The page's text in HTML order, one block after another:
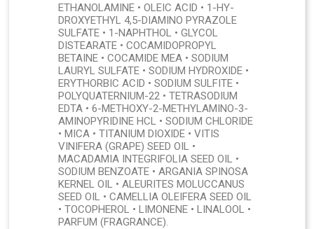
ETHANOLAMINE • OLEIC ACID • 1-HY-
DROXYETHYL 4,5-DIAMINO PYRAZOLE
SULFATE • 1-NAPHTHOL • GLYCOL
DISTEARATE • COCAMIDOPROPYL
BETAINE • COCAMIDE MEA • SODIUM
LAURYL SULFATE • SODIUM HYDROXIDE •
ERYTHORBIC ACID • SODIUM SULFITE •
POLYQUATERNIUM-22 • TETRASODIUM
EDTA • 6-METHOXY-2-METHYLAMINO-3-
AMINOPYRIDINE HCL • SODIUM CHLORIDE
• MICA • TITANIUM DIOXIDE • VITIS
VINIFERA (GRAPE) SEED OIL •
MACADAMIA INTEGRIFOLIA SEED OIL •
SODIUM BENZOATE • ARGANIA SPINOSA
KERNEL OIL • ALEURITES MOLUCCANUS
SEED OIL • CAMELLIA OLEIFERA SEED OIL
• TOCOPHEROL • LIMONENE • LINALOOL •
PARFUM (FRAGRANCE).